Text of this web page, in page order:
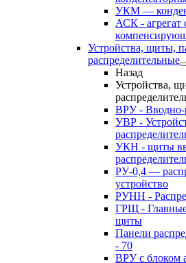
УКМ —
АСК - агрегат
Устройства, щиты,
распределительные
Назад
Устройства,
ВРУ - Вводно-
УВР -
УКН - щиты
РУ-0,4 —
устройство
РУНН -
ГРЩ - Главные
щиты
Панели
- 70
ВРУ с блоком